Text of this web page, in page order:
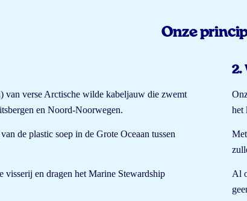
Onze
van verse Arctische wilde kabeljauw die zwemt
en Noord-Noorwegen.
de plastic soep in de Grote Oceaan tussen
en dragen het Marine Stewardship
2.
het
Al